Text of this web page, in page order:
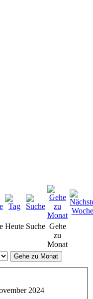
Heute Suche Gehe
zu
Monat
Gehe zu Monat
2024